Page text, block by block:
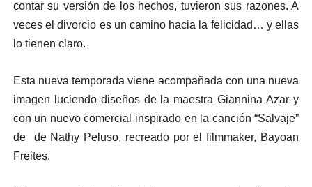
contar su versión de los hechos, tuvieron sus razones. A
veces el divorcio es un camino hacia la felicidad… y ellas
lo tienen claro.
Esta nueva temporada viene acompañada con una nueva
imagen luciendo diseños de la maestra Giannina Azar y
con un nuevo comercial inspirado en la canción “Salvaje”
de de Nathy Peluso, recreado por el filmmaker, Bayoan
Freites.